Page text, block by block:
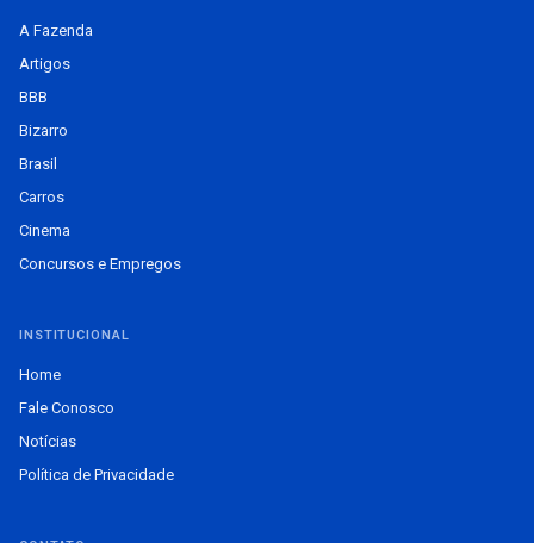
A Fazenda
Artigos
BBB
Bizarro
Brasil
Carros
Cinema
Concursos e Empregos
INSTITUCIONAL
Home
Fale Conosco
Notícias
Política de Privacidade